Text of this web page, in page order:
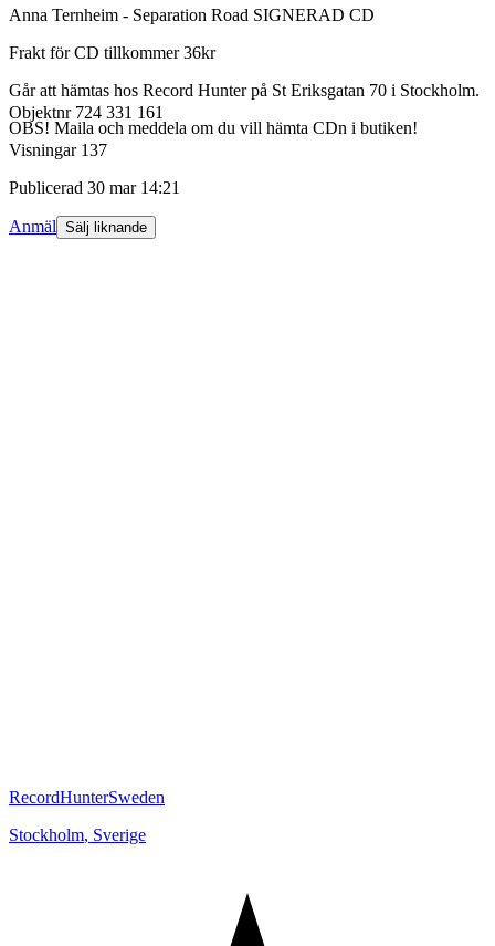
Anna Ternheim - Separation Road SIGNERAD CD
Frakt för CD tillkommer 36kr
Går att hämtas hos Record Hunter på St Eriksgatan 70 i Stockholm.
OBS! Maila och meddela om du vill hämta CDn i butiken!
Objektnr 724 331 161
Visningar 137
Publicerad 30 mar 14:21
Anmäl Sälj liknande
RecordHunterSweden
Stockholm, Sverige